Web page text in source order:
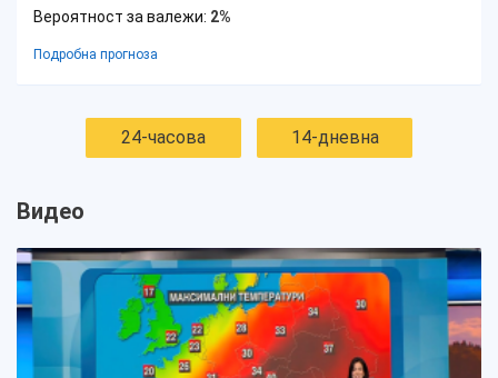
Вероятност за валежи: 2%
Подробна прогноза
24-часова 14-дневна
Видео